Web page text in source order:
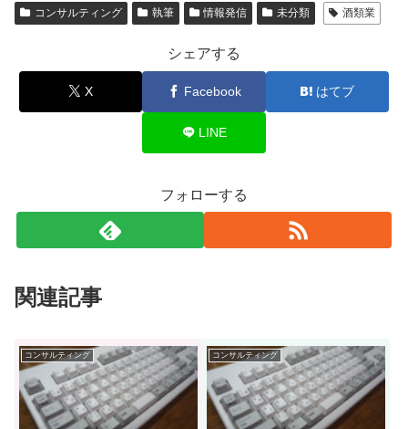
コンサルティング 執筆 情報発信 未分類 酒類業
シェアする
X Facebook はてブ
LINE
フォローする
関連記事
コンサルティング コンサルティング